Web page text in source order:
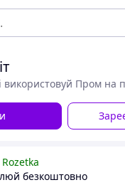
використовуй Пром на
безкоштовно